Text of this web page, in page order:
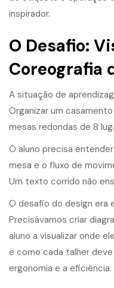
inspirador.
O Desafio:
Coreografia
A situação de
Organizar um casamento
mesas redondas de 8
O aluno precisa
mesa e o fluxo de
Um texto corrido não
O desafio do design era
Precisávamos criar
aluno a visualizar onde
e como cada talher
ergonomia e a eficiência.